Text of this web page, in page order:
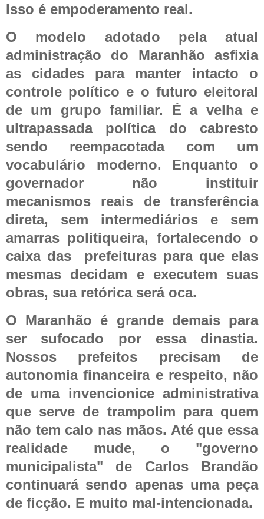
Isso é empoderamento real.
O modelo adotado pela atual
administração do Maranhão asfixia
as cidades para manter intacto o
controle político e o futuro eleitoral
de um grupo familiar. É a velha e
ultrapassada política do cabresto
sendo reempacotada com um
vocabulário moderno. Enquanto o
governador não instituir
mecanismos reais de transferência
direta, sem intermediários e sem
amarras politiqueira, fortalecendo o
caixa das
prefeituras para que elas
mesmas decidam e executem suas
obras, sua retórica será oca.
O Maranhão é grande demais para
ser sufocado por essa dinastia.
Nossos prefeitos precisam de
autonomia financeira e respeito, não
de uma invencionice administrativa
que serve de trampolim para quem
não tem calo nas mãos. Até que essa
realidade mude, o "governo
municipalista" de Carlos Brandão
continuará sendo apenas uma peça
de ficção. E muito mal-intencionada.